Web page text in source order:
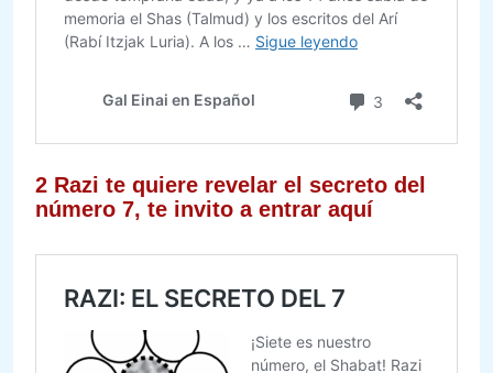
2 Razi te quiere revelar el secreto del
número 7, te invito a entrar aquí